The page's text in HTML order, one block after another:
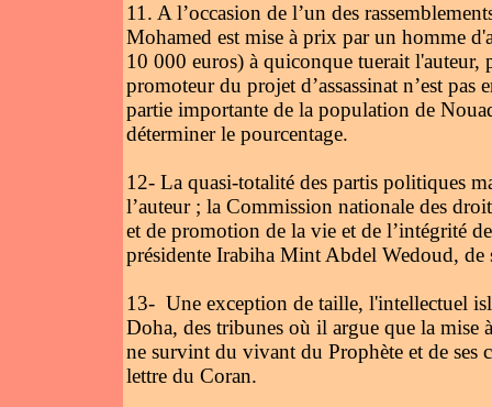
11. A l’occasion de l’un des
Mohamed est mise à prix par un homme
10 000 euros) à quiconque tuerait
promoteur du projet d’assassinat n’est
partie importante de la population de
déterminer le pourcentage.
12- La quasi-totalité des partis politiques
l’auteur ; la Commission nationale des
et de promotion de la vie et de l’intégrité
présidente Irabiha Mint Abdel Wedoud,
13- Une exception de taille, l'intellectuel
Doha, des tribunes où il argue que la mise
ne survint du vivant du Prophète et de ses
lettre du Coran.